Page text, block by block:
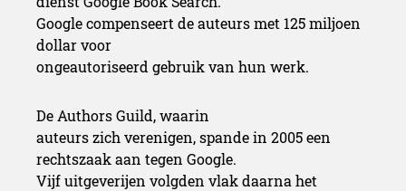
Google compenseert de auteurs met 125 miljoen
dollar voor
ongeautoriseerd gebruik van hun werk.
De Authors Guild, waarin
auteurs zich verenigen, spande in 2005 een
rechtszaak aan tegen Google.
Vijf uitgeverijen volgden vlak daarna het